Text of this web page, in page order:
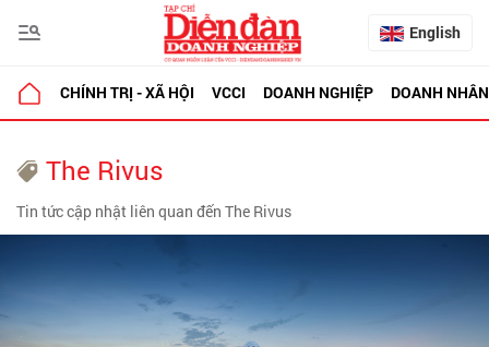
English
CHÍNH TRỊ - XÃ HỘI VCCI DOANH NGHIỆP DOANH NHÂN
The Rivus
Tin tức cập nhật liên quan đến The Rivus